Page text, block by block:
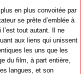
en plus convoitée par
se prête d’emblée à
l’est tout autant. Il ne
aux liens qui unissent
les uns que les
du film, à part entière,
langues, et son